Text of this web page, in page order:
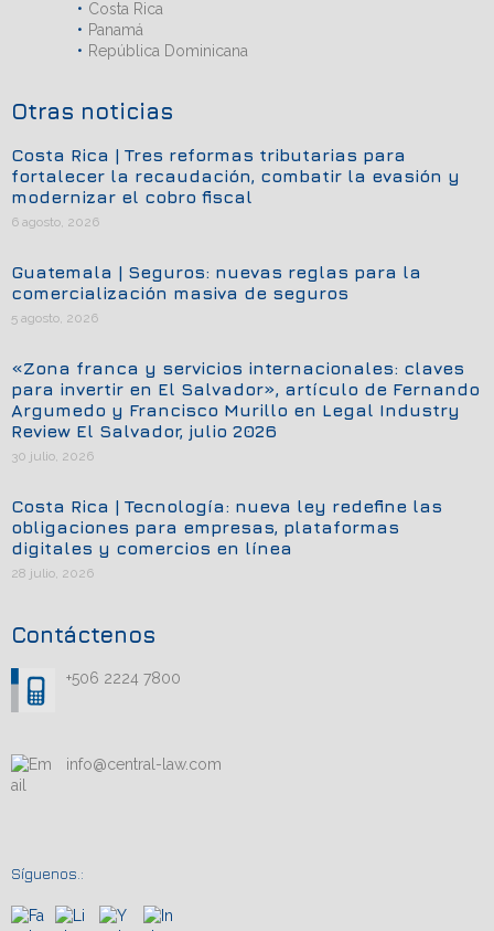
Costa Rica
Panamá
República Dominicana
Otras noticias
Costa Rica | Tres reformas tributarias para
fortalecer la recaudación, combatir la evasión y
modernizar el cobro fiscal
6 agosto, 2026
Guatemala | Seguros: nuevas reglas para la
comercialización masiva de seguros
5 agosto, 2026
«Zona franca y servicios internacionales: claves
para invertir en El Salvador», artículo de Fernando
Argumedo y Francisco Murillo en Legal Industry
Review El Salvador, julio 2026
30 julio, 2026
Costa Rica | Tecnología: nueva ley redefine las
obligaciones para empresas, plataformas
digitales y comercios en línea
28 julio, 2026
Contáctenos
+506 2224 7800
info@central-law.com
Síguenos.: